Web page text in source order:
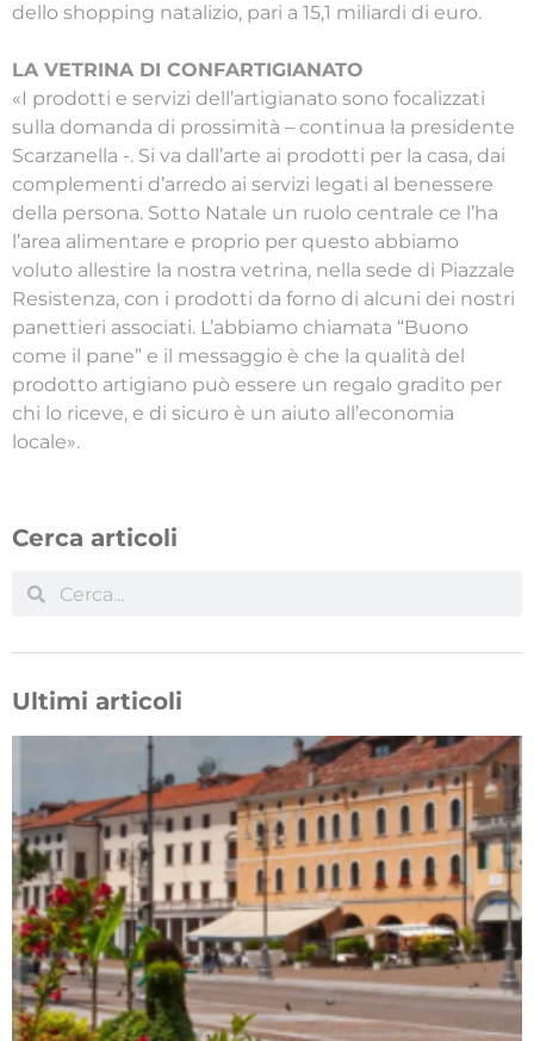
dello shopping natalizio, pari a 15,1 miliardi di euro.
LA VETRINA DI CONFARTIGIANATO
«I prodotti e servizi dell’artigianato sono focalizzati
sulla domanda di prossimità – continua la presidente
Scarzanella -. Si va dall’arte ai prodotti per la casa, dai
complementi d’arredo ai servizi legati al benessere
della persona. Sotto Natale un ruolo centrale ce l’ha
l’area alimentare e proprio per questo abbiamo
voluto allestire la nostra vetrina, nella sede di Piazzale
Resistenza, con i prodotti da forno di alcuni dei nostri
panettieri associati. L’abbiamo chiamata “Buono
come il pane” e il messaggio è che la qualità del
prodotto artigiano può essere un regalo gradito per
chi lo riceve, e di sicuro è un aiuto all’economia
locale».
Cerca articoli
Ultimi articoli